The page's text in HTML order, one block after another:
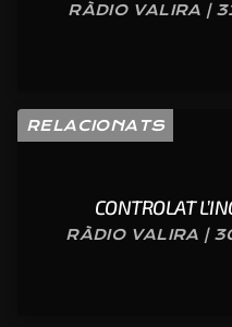
RÀDIO VALIRA |
RELACIONATS
CONTROLAT
RÀDIO VALIRA |